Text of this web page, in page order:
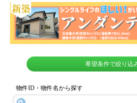
希望条件で絞り込
物件ID・物件名から探す